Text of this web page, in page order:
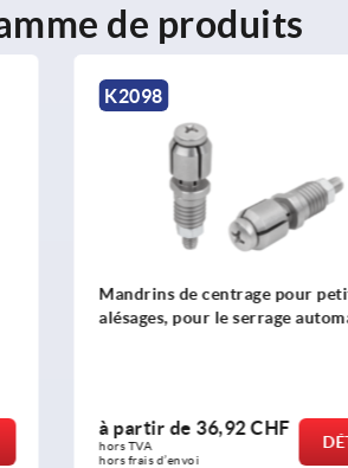
de produits
K2098
Mandrins de centrage pour
alésages, pour le serrage
à partir de 36,92 CHF
hors TVA
hors frais d’envoi